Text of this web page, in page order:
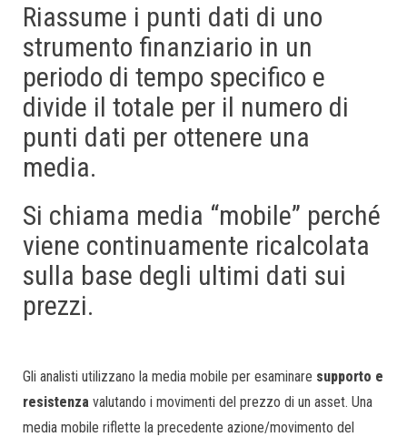
Riassume i punti dati di uno
strumento finanziario in un
periodo di tempo specifico e
divide il totale per il numero di
punti dati per ottenere una
media.
Si chiama media “mobile” perché
viene continuamente ricalcolata
sulla base degli ultimi dati sui
prezzi.
Gli analisti utilizzano la media mobile per esaminare supporto e
resistenza valutando i movimenti del prezzo di un asset. Una
media mobile riflette la precedente azione/movimento del